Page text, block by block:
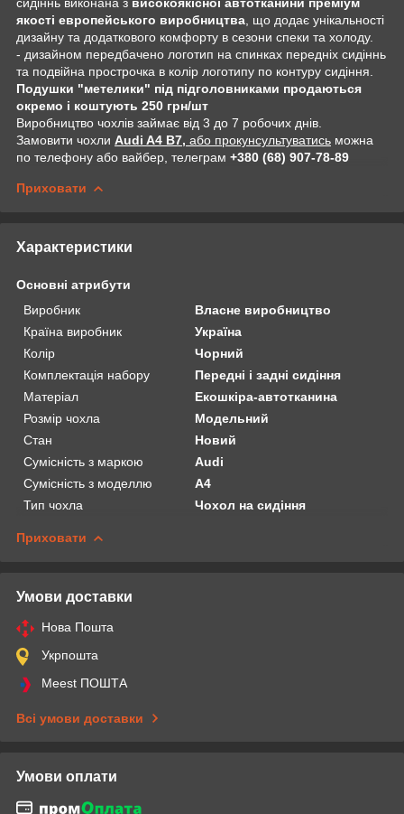
якості европейського виробництва , що додає унікальності
дизайну та додаткового комфорту в сезони спеки та холоду.
- дизайном передбачено логотип на спинках передніх сидіннь
та подвійна прострочка в колір логотипу по контуру сидіння.
Подушки "метелики" під підголовниками продаються
окремо і коштують 250 грн/шт
Виробництво чохлів займає від 3 до 7 робочих днів.
Замовити чохли Audi A4 B7, або прокунсультуватись можна
по телефону або вайбер, телеграм +380 (68) 907-78-89
Приховати
Характеристики
Основні атрибути
Виробник
Власне виробництво
Країна виробник
Україна
Колір
Чорний
Комплектація набору
Передні і задні сидіння
Матеріал
Екошкіра-автотканина
Розмір чохла
Модельний
Стан
Новий
Сумісність з маркою
Audi
Сумісність з моделлю
A4
Тип чохла
Чохол на сидіння
Приховати
Умови доставки
Нова Пошта
Укрпошта
Meest ПОШТА
Всі умови доставки
Умови оплати